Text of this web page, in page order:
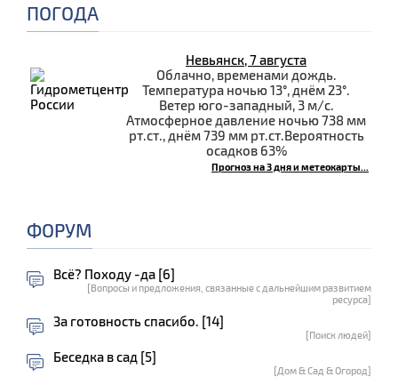
ПОГОДА
Невьянск, 7 августа
Облачно, временами дождь.
Температура ночью 13°, днём 23°.
Ветер юго-западный, 3 м/с.
Атмосферное давление ночью 738 мм
рт.ст., днём 739 мм рт.ст.Вероятность
осадков 63%
Прогноз на 3 дня и метеокарты...
ФОРУМ
Всё? Походу -да [6]
[Вопросы и предложения, связанные с дальнейшим развитием
ресурса]
За готовность спасибо. [14]
[Поиск людей]
Беседка в сад [5]
[Дом & Сад & Огород]